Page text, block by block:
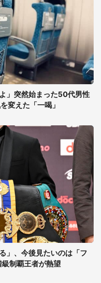
」突然始まった50代男性
変えた「一喝」
」、今後見たいのは「フ
制覇王者が熱望